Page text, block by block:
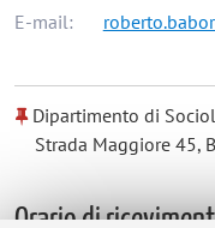
E-mail:
Dipartimento di
Strada Maggiore 45,
Orario di